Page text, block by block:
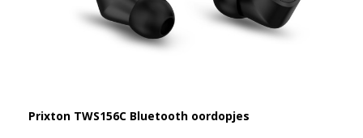
Prixton TWS156C Bluetooth oordopjes